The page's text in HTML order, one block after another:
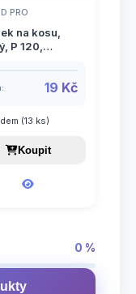
PRO
na kosu,
P 120,
19 Kč
(13 ks)
Koupit
0 %